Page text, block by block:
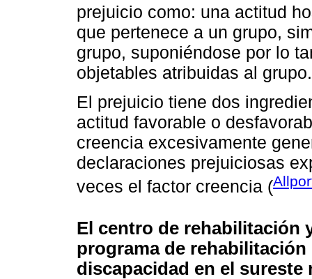
prejuicio como: una actitud
que pertenece a un grupo,
grupo, suponiéndose por lo
objetables atribuidas al grupo.
El prejuicio tiene dos
actitud favorable o
creencia excesivamente
declaraciones prejuiciosas
veces el factor creencia (
El centro de rehabilitación
programa de
discapacidad en el sureste